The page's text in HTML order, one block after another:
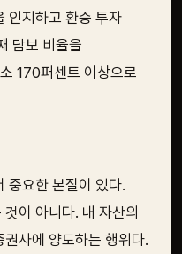
인지하고 환승 투자
담보 비율을
170퍼센트 이상으로
중요한 본질이 있다.
이 아니다. 내 자산의
사에 양도하는 행위다.